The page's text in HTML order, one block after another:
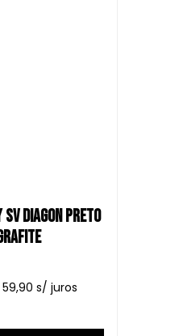
DIAGON PRETO
59,90